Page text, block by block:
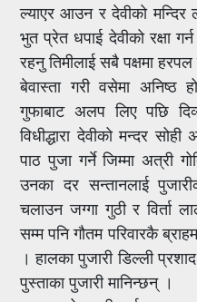
ल्याएर आउन र देवीको मन्दिर
भुत प्रेत धपाई देवीको रक्षा
रहनु तिमीलाई सबै पक्षमा
बेवास्ता गरी वसेमा अनिष्ठ
गुफाबाट अलप लिए पछि
विधीद्धारा देवीको मन्दर सोही
पाठ पुजा गर्ने जिम्मा अत्री
उनका दर सन्तानलाई
चलाउन जग्गा गुठी र विर्ता
सम्म पनि गौतम परिवारकै
। हालका पुजारी डिल्ली
पुस्ताका पुजारी मानिन्छन् ।